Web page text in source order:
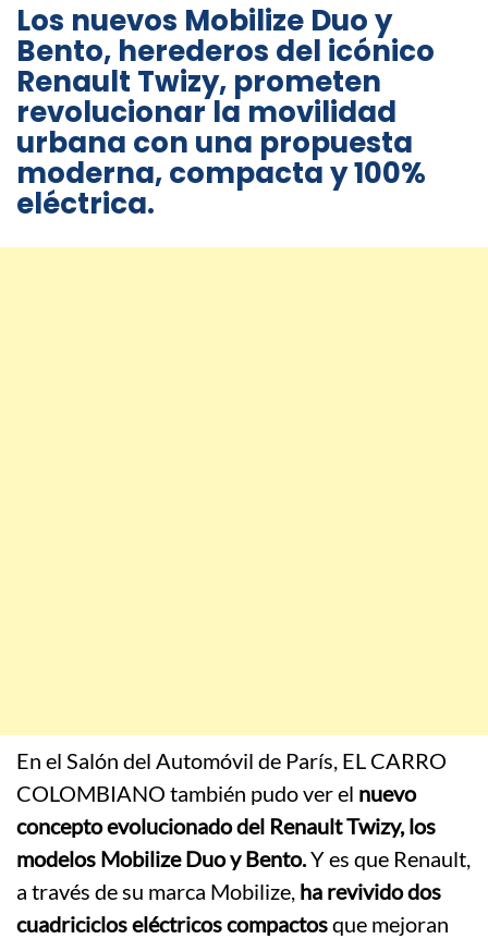
Los nuevos Mobilize Duo y
Bento, herederos del icónico
Renault Twizy, prometen
revolucionar la movilidad
urbana con una propuesta
moderna, compacta y 100%
eléctrica.
En el Salón del Automóvil de París, EL CARRO
COLOMBIANO también pudo ver el nuevo
concepto evolucionado del Renault Twizy, los
modelos Mobilize Duo y Bento.Y es que Renault,
a través de su marca Mobilize, ha revivido dos
cuadriciclos eléctricos compactosque mejoran